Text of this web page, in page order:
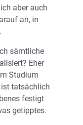
aber auch
an, in
sämtliche
Eher
Studium
tatsächlich
festigt
getipptes.